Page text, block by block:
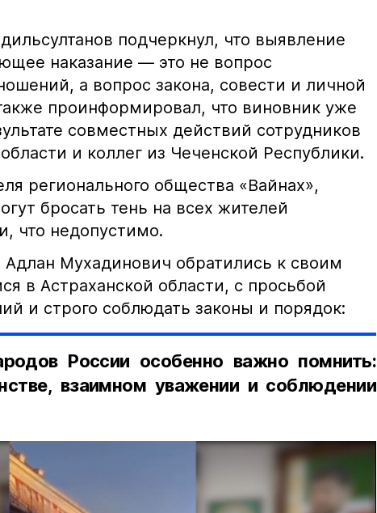
подчеркнул, что выявление
наказание — это не вопрос
а вопрос закона, совести и личной
проинформировал, что виновник уже
совместных действий сотрудников
и коллег из Чеченской Республики.
регионального общества «Вайнах»,
бросать тень на всех жителей
что недопустимо.
Мухадинович обратились к своим
в Астраханской области, с просьбой
и строго соблюдать законы и порядок:
России особенно важно помнить:
взаимном уважении и соблюдении